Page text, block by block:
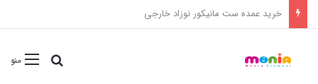
خرید شامپو سر و بدن 500 میل کودک موستلا
منوجستجو